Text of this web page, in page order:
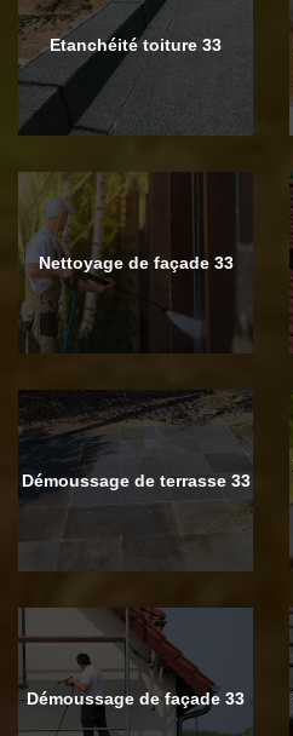
Etanchéité toiture 33
Nettoyage de façade 33
Démoussage de terrasse 33
Démoussage de façade 33